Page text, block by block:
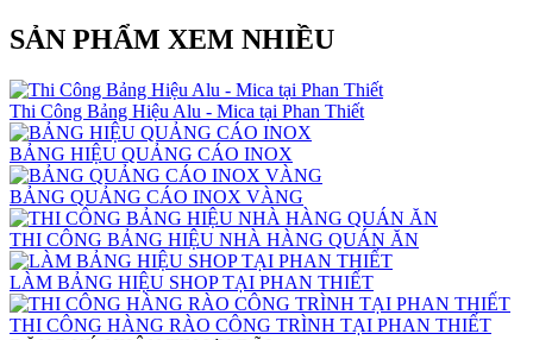
SẢN PHẨM XEM NHIỀU
Thi Công Bảng Hiệu Alu - Mica tại Phan Thiết
BẢNG HIỆU QUẢNG CÁO INOX
BẢNG QUẢNG CÁO INOX VÀNG
THI CÔNG BẢNG HIỆU NHÀ HÀNG QUÁN ĂN
LÀM BẢNG HIỆU SHOP TẠI PHAN THIẾT
THI CÔNG HÀNG RÀO CÔNG TRÌNH TẠI PHAN THIẾT